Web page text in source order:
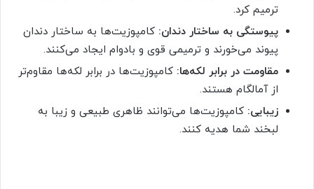
ترمیم کرد.
پیوستگی به ساختار دندان: کامپوزیت‌ها به ساختار دندان
پیوند می‌خورند و ترمیمی قوی و بادوام ایجاد می‌کنند.
مقاومت در برابر لکه‌ها: کامپوزیت‌ها در برابر لکه‌ها مقاوم‌تر
از آمالگام هستند.
زیبایی: کامپوزیت‌ها می‌توانند ظاهری طبیعی و زیبا به
لبخند شما هدیه کنند.